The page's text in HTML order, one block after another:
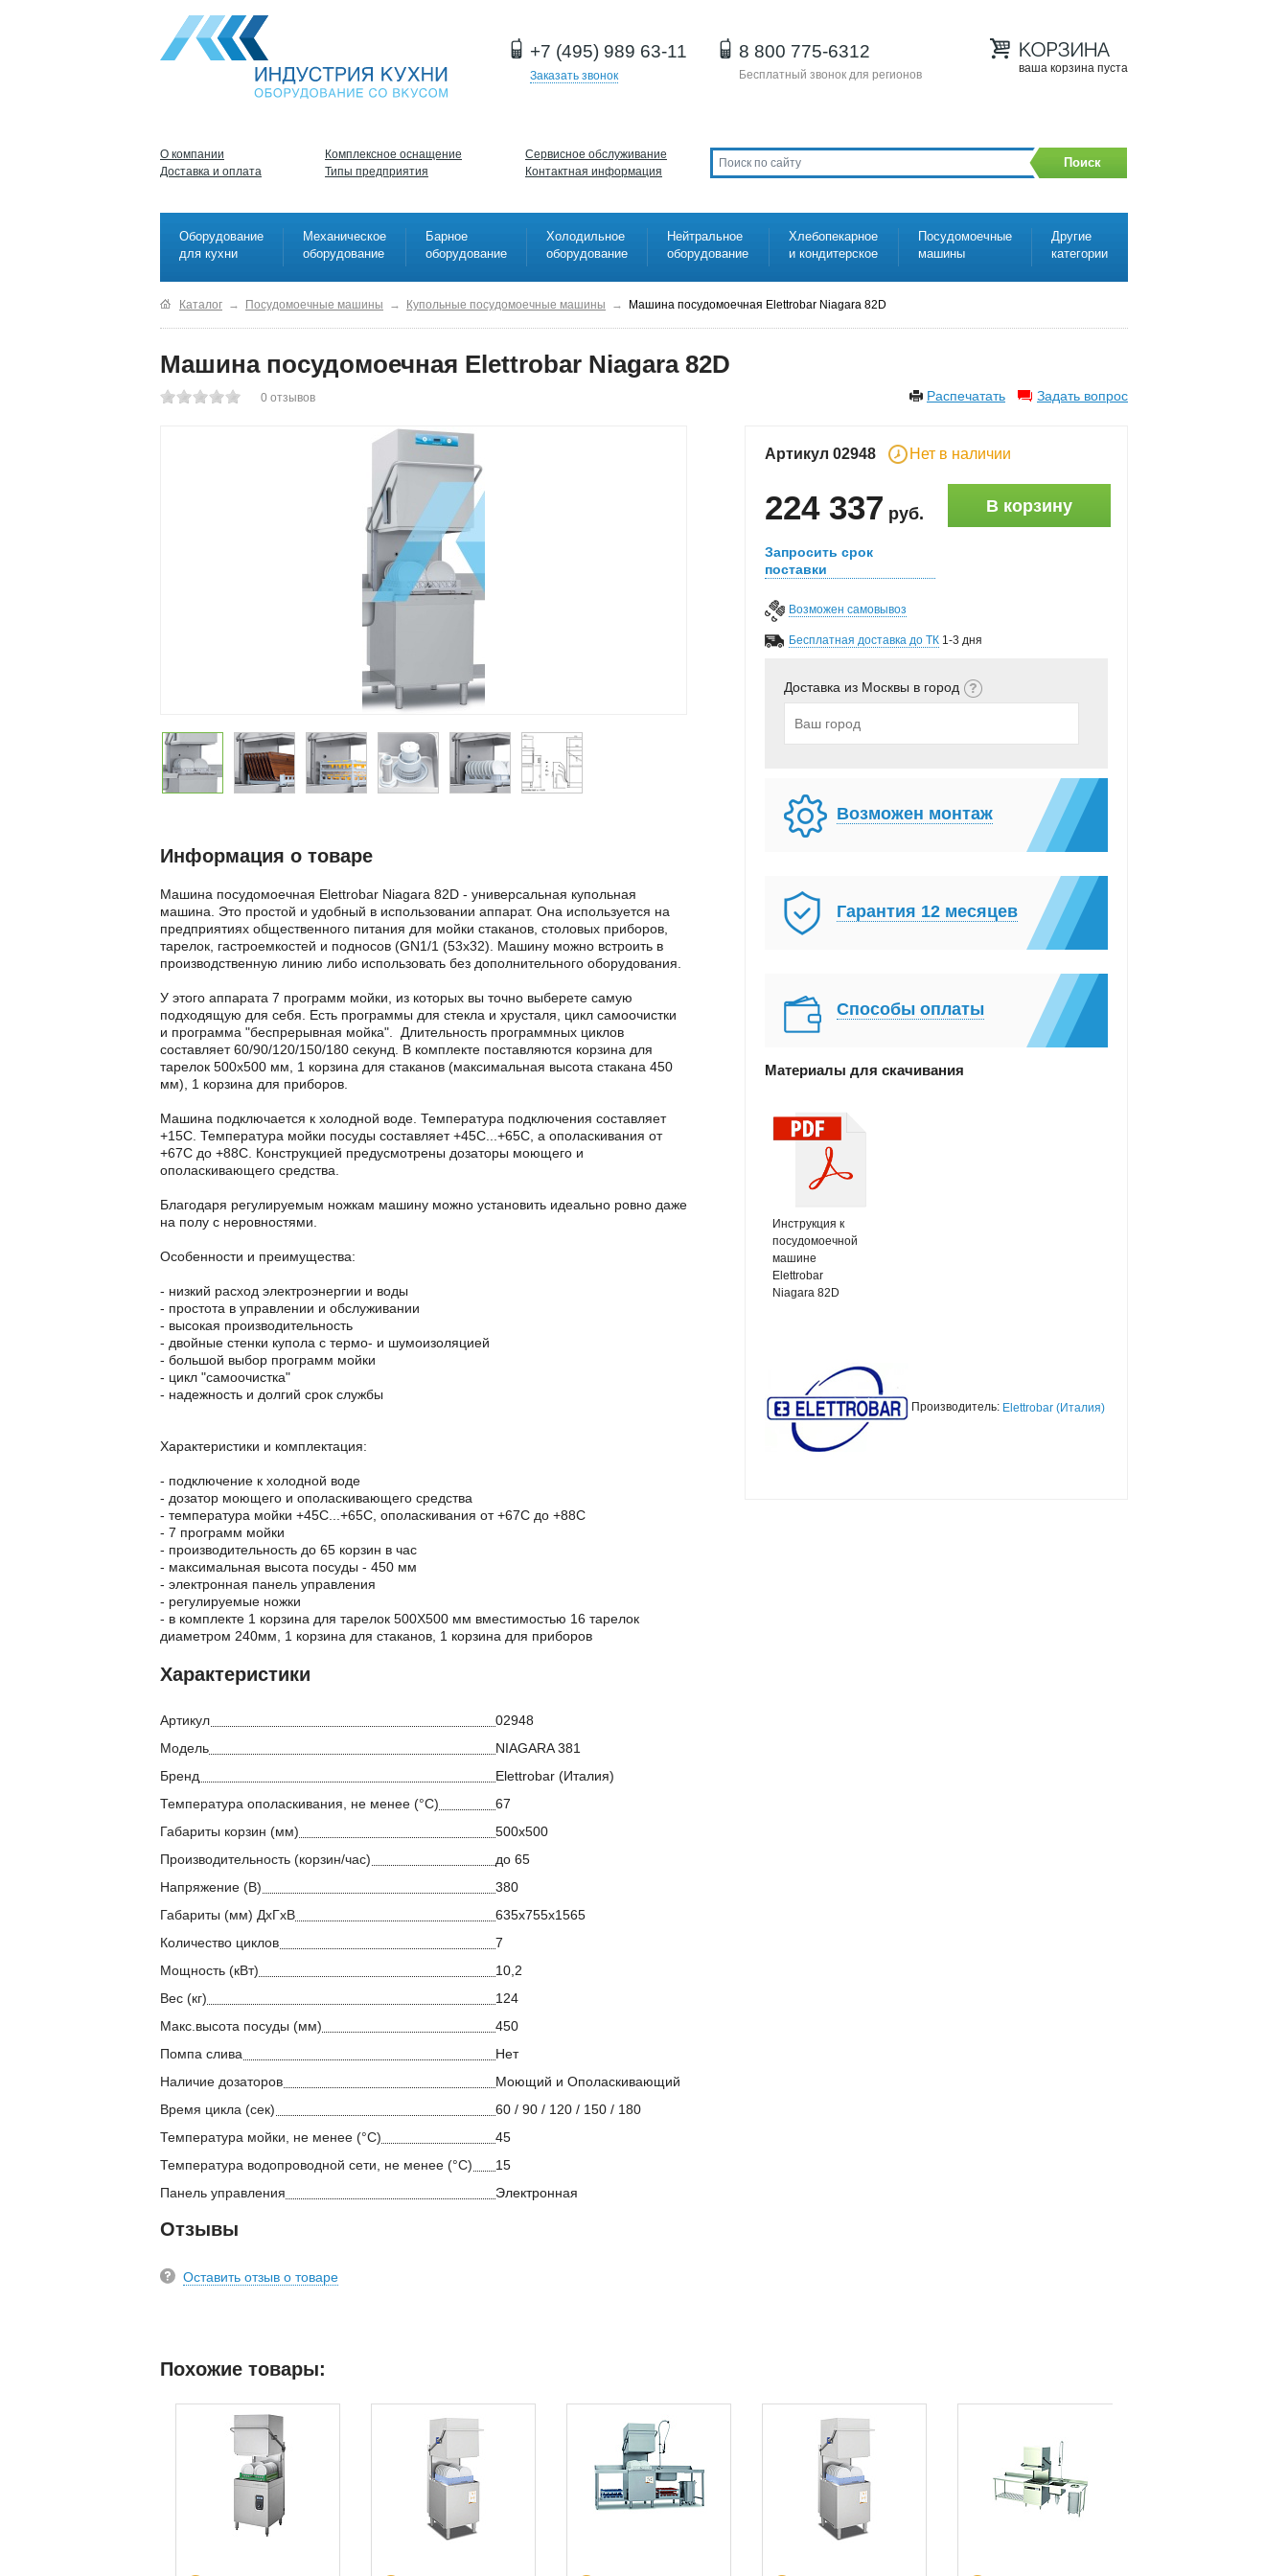
+7 (495) 989 63-11
Заказать звонок
8 800 775-6312
Бесплатный звонок для регионов ваша корзина пуста
О компании
Доставка и оплата
Комплексное оснащение
Типы предприятия
Сервисное обслуживание
Контактная информация
Поиск
Оборудование
для кухни
Механическое
оборудование
Барное
оборудование
Холодильное
оборудование
Нейтральное
оборудование
Хлебопекарное
и кондитерское
Посудомоечные
машины
Другие
категории
Каталог → Посудомоечные машины → Купольные посудомоечные машины → Машина посудомоечная Elettrobar Niagara 82D
Машина посудомоечная Elettrobar Niagara 82D
Распечатать Задать вопрос
0 отзывов
Артикул 02948 Нет в наличии
224 337 руб. В корзину
Запросить срок
поставки
Возможен самовывоз
Бесплатная доставка до ТК 1-3 дня
Доставка из Москвы в город
Возможен монтаж
Гарантия 12 месяцев
Способы оплаты
Материалы для скачивания
Инструкция к
посудомоечной
машине
Elettrobar
Niagara 82D
Производитель: Elettrobar (Италия)
Информация о товаре
Машина посудомоечная Elettrobar Niagara 82D - универсальная купольная
машина. Это простой и удобный в использовании аппарат. Она используется на
предприятиях общественного питания для мойки стаканов, столовых приборов,
тарелок, гастроемкостей и подносов (GN1/1 (53x32). Машину можно встроить в
производственную линию либо использовать без дополнительного оборудования.
У этого аппарата 7 программ мойки, из которых вы точно выберете самую
подходящую для себя. Есть программы для стекла и хрусталя, цикл самоочистки
и программа "беспрерывная мойка". Длительность программных циклов
составляет 60/90/120/150/180 секунд. В комплекте поставляются корзина для
тарелок 500х500 мм, 1 корзина для стаканов (максимальная высота стакана 450
мм), 1 корзина для приборов.
Машина подключается к холодной воде. Температура подключения составляет
+15С. Температура мойки посуды составляет +45С...+65С, а ополаскивания от
+67С до +88С. Конструкцией предусмотрены дозаторы моющего и
ополаскивающего средства.
Благодаря регулируемым ножкам машину можно установить идеально ровно даже
на полу с неровностями.
Особенности и преимущества:
- низкий расход электроэнергии и воды
- простота в управлении и обслуживании
- высокая производительность
- двойные стенки купола с термо- и шумоизоляцией
- большой выбор программ мойки
- цикл "самоочистка"
- надежность и долгий срок службы
Характеристики и комплектация:
- подключение к холодной воде
- дозатор моющего и ополаскивающего средства
- температура мойки +45С...+65С, ополаскивания от +67С до +88С
- 7 программ мойки
- производительность до 65 корзин в час
- максимальная высота посуды - 450 мм
- электронная панель управления
- регулируемые ножки
- в комплекте 1 корзина для тарелок 500Х500 мм вместимостью 16 тарелок
диаметром 240мм, 1 корзина для стаканов, 1 корзина для приборов
Характеристики
Артикул
02948
Модель
NIAGARA 381
Бренд
Elettrobar (Италия)
Температура ополаскивания, не менее (°С)
67
Габариты корзин (мм)
500х500
Производительность (корзин/час)
до 65
Напряжение (В)
380
Габариты (мм) ДхГхВ
635x755x1565
Количество циклов
7
Мощность (кВт)
10,2
Вес (кг)
124
Макс.высота посуды (мм)
450
Помпа слива
Нет
Наличие дозаторов
Моющий и Ополаскивающий
Время цикла (сек)
60 / 90 / 120 / 150 / 180
Температура мойки, не менее (°С)
45
Температура водопроводной сети, не менее (°С)
15
Панель управления
Электронная
Отзывы
Оставить отзыв о товаре
Похожие товары: